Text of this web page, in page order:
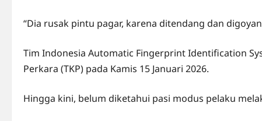
“Dia rusak pintu pagar, karena ditendang dan
Tim Indonesia Automatic Fingerprint Identification
Perkara (TKP) pada Kamis 15 Januari 2026.
Hingga kini, belum diketahui pasi modus pelaku